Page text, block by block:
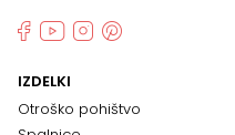
IZDELKI
Otroško pohištvo